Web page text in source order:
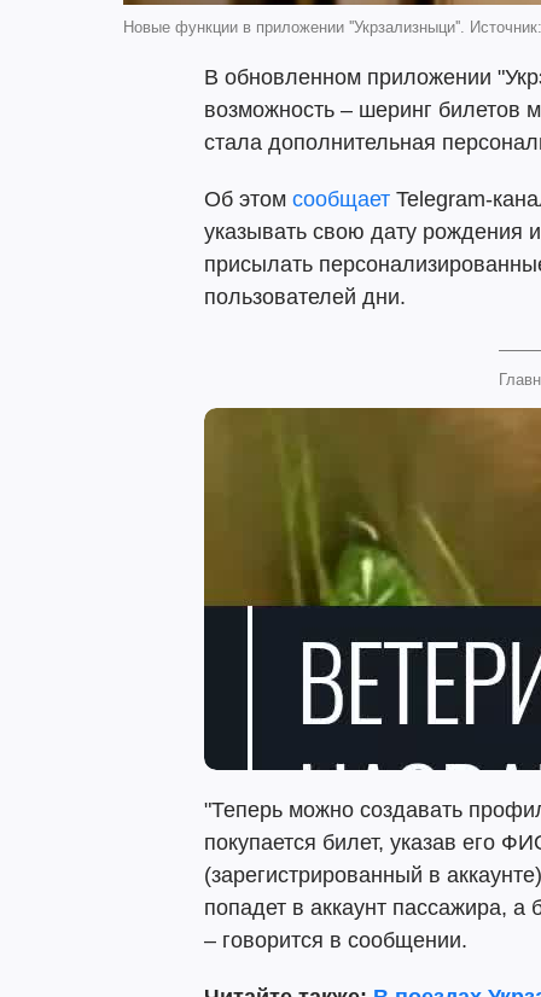
Новые функции в приложении ''Укрзализныци''‎.
В обновленном приложении
возможность – шеринг билетов
стала дополнительная
Об этом сообщает Telegram-
указывать свою дату рождения
присылать
пользователей дни.
"Теперь можно создавать
покупается билет, указав его
(зарегистрированный в
попадет в аккаунт пассажира, а
– говорится в сообщении.